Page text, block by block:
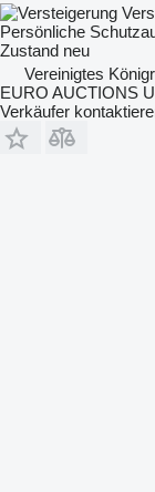
Persönliche
Zustand neu
Vereinigtes
EURO AUCTIONS
Verkäufer